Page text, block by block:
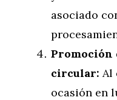
asociado
Promoción
circular: Al
ocasión en